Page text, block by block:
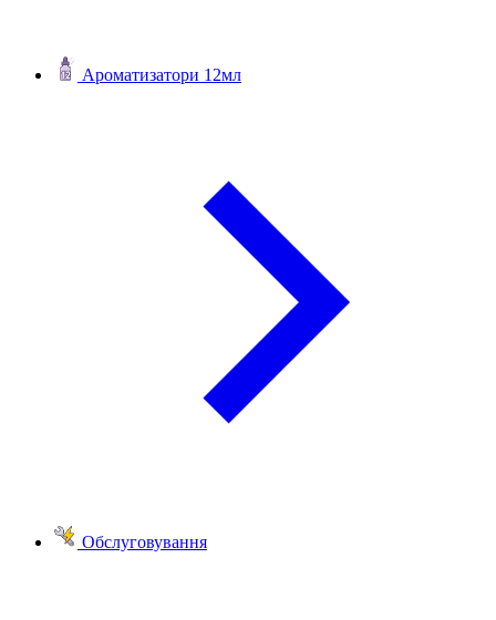
Ароматизатори 12мл
Обслуговування